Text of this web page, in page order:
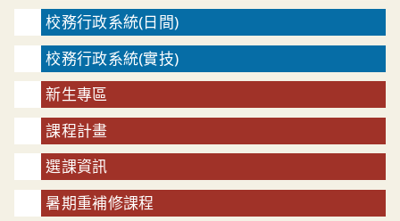
校務行政系統(日間)
校務行政系統(實技)
新生專區
課程計畫
選課資訊
暑期重補修課程